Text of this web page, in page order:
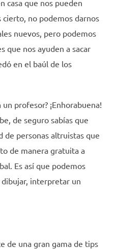
casa que nos pueden
cierto, no podemos darnos
nuevos, pero podemos
que nos ayuden a sacar
en el baúl de los
profesor? ¡Enhorabuena!
de seguro sabías que
de personas altruistas que
de manera gratuita a
Es así que podemos
interpretar un
de una gran gama de tips